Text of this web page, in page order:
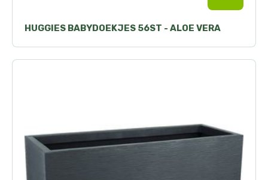
HUGGIES BABYDOEKJES 56ST - ALOE VERA